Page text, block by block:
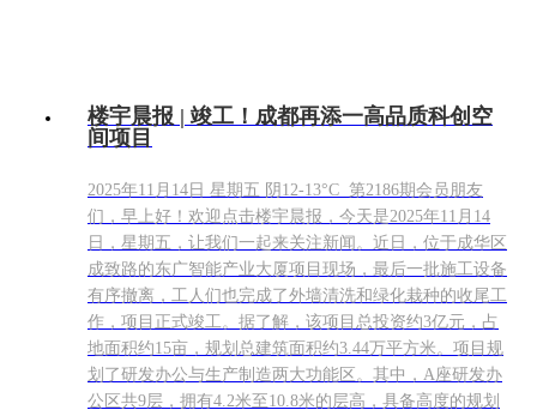
楼宇晨报 | 竣工！成都再添一高品质科创空
间项目
2025年11月14日 星期五 阴12-13°C 第2186期会员朋友
们，早上好！欢迎点击楼宇晨报，今天是2025年11月14
日，星期五，让我们一起来关注新闻。近日，位于成华区
成致路的东广智能产业大厦项目现场，最后一批施工设备
有序撤离，工人们也完成了外墙清洗和绿化栽种的收尾工
作，项目正式竣工。据了解，该项目总投资约3亿元，占
地面积约15亩，规划总建筑面积约3.44万平方米。项目规
划了研发办公与生产制造两大功能区。其中，A座研发办
公区共9层，拥有4.2米至10.8米的层高，具备高度的规划